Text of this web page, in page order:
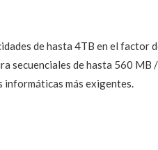
de hasta 4TB en el factor
secuenciales de hasta 560 MB
informáticas más exigentes.